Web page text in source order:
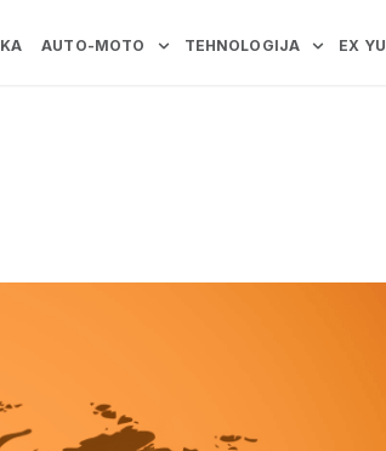
AUTO-MOTO TEHNOLOGIJA EX YU